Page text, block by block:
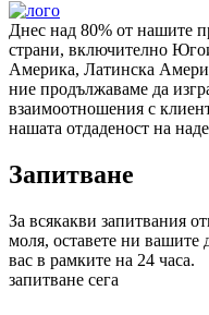
Днес над 80% от нашите
страни, включително
Америка, Латинска
ние продължаваме да
взаимоотношения с
нашата отдаденост на
Запитване
За всякакви запитвания
моля, оставете ни
вас в рамките на 24 часа.
запитване сега